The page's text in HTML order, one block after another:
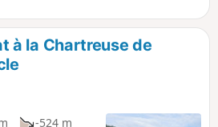
à la Chartreuse de
-524 m